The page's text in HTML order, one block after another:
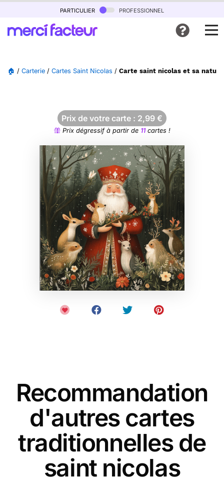
particulier professionnel
🏠 / Carterie / Cartes Saint Nicolas / Carte saint nicolas et sa
Prix de votre carte : 2,99 €
Prix dégressif à partir de 11cartes !
Recommandation
d'autres cartes
traditionnelles de
saint nicolas